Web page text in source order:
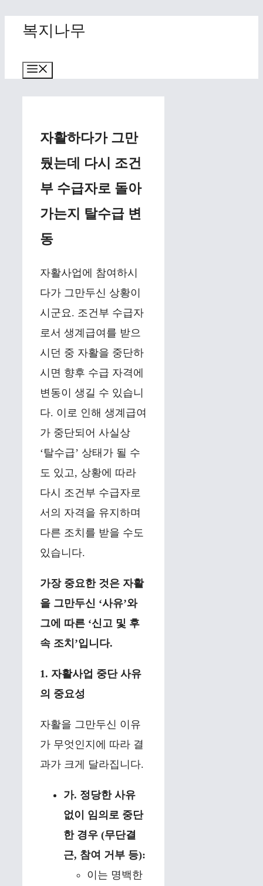
content
복지나무
자활하다가 그만
뒀는데 다시 조건
부 수급자로 돌아
가는지 탈수급 변
동
자활사업에 참여하시
다가 그만두신 상황이
시군요. 조건부 수급자
로서 생계급여를 받으
시던 중 자활을 중단하
시면 향후 수급 자격에
변동이 생길 수 있습니
다. 이로 인해 생계급여
가 중단되어 사실상
‘탈수급’ 상태가 될 수
도 있고, 상황에 따라
다시 조건부 수급자로
서의 자격을 유지하며
다른 조치를 받을 수도
있습니다.
가장 중요한 것은 자활
을 그만두신 ‘사유’와
그에 따른 ‘신고 및 후
속 조치’입니다.
1. 자활사업 중단 사유
의 중요성
자활을 그만두신 이유
가 무엇인지에 따라 결
과가 크게 달라집니다.
가. 정당한 사유
없이 임의로 중단
한 경우 (무단결
근, 참여 거부 등):
이는 명백한